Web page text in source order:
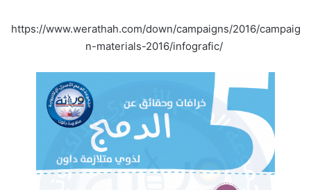
https://www.werathah.com/down/campaigns/2016/campaig
n-materials-2016/infografic/